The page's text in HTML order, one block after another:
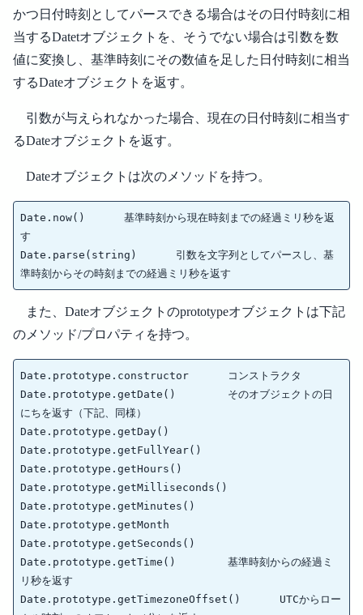
かつ日付時刻としてパースできる場合はその日付時刻に相
当するDatetオブジェクトを、そうでない場合は引数を数
値に変換し、基準時刻にその数値を足した日付時刻に相当
するDateオブジェクトを返す。
引数が与えられなかった場合、現在の日付時刻に相当す
るDateオブジェクトを返す。
Dateオブジェクトは次のメソッドを持つ。
Date.now()	基準時刻から現在時刻までの経過ミリ秒を返
す
Date.parse(string)	引数を文字列としてパースし、基
また、Dateオブジェクトのprototypeオブジェクトは下記
のメソッド/プロパティを持つ。
Date.prototype.constructor	コンストラクタ
Date.prototype.getDate()	そのオブジェクトの日
にちを返す（下記、同様）
Date.prototype.getDay()
Date.prototype.getFullYear()
Date.prototype.getHours()
Date.prototype.getMilliseconds()
Date.prototype.getMinutes()
Date.prototype.getMonth
Date.prototype.getSeconds()
Date.prototype.getTime()	基準時刻からの経過ミ
リ秒を返す
Date.prototype.getTimezoneOffset()	UTCからロー